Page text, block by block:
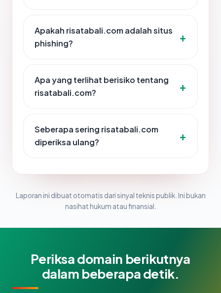
Apakah risatabali.com adalah situs
phishing?
Apa yang terlihat berisiko tentang
risatabali.com?
Seberapa sering risatabali.com
diperiksa ulang?
Laporan ini dibuat otomatis dari sinyal teknis publik. Ini bukan
nasihat hukum atau finansial.
Periksa domain berikutnya
dalam beberapa detik.